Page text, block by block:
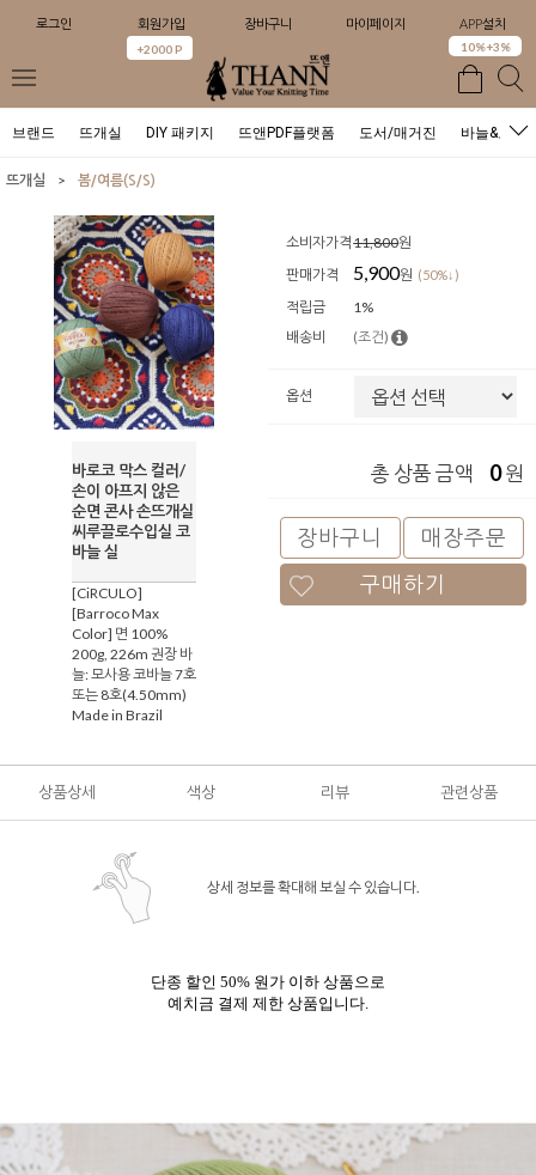
로그인 회원가입
+2000 P
장바구니 마이페이지 APP설치
10%+3%
브랜드 뜨개실 DIY 패키지 뜨앤PDF플랫폼 도서/매거진 바늘&도구
뜨개실 > 봄/여름(S/S)
바로코 막스 컬러/
손이 아프지 않은
순면 콘사 손뜨개실
씨루끌로수입실 코
바늘 실
[CiRCULO]
[Barroco Max
Color] 면 100%
200g, 226m 권장 바
늘: 모사용 코바늘 7호
또는 8호(4.50mm)
Made in Brazil
소비자가격11,800원
판매가격
5,900원 (50%↓)
적립금
1%
배송비
(조건)
옵션
총 상품 금액 0원
장바구니
매장주문
구매하기
상품상세 색상 리뷰 관련상품
상세 정보를 확대해 보실 수 있습니다.
단종 할인 50% 원가 이하 상품으로
예치금 결제 제한 상품입니다.